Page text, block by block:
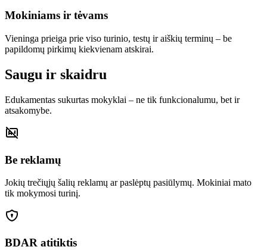
Mokiniams ir tėvams
Vieninga prieiga prie viso turinio, testų ir aiškių terminų – be
papildomų pirkimų kiekvienam atskirai.
Saugu ir skaidru
Edukamentas sukurtas mokyklai – ne tik funkcionalumu, bet ir
atsakomybe.
Be reklamų
Jokių trečiųjų šalių reklamų ar paslėptų pasiūlymų. Mokiniai mato
tik mokymosi turinį.
BDAR atitiktis